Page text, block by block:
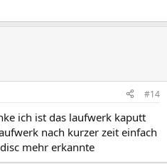
#14
ich ist das laufwerk kaputt
nach kurzer zeit einfach
mehr erkannte